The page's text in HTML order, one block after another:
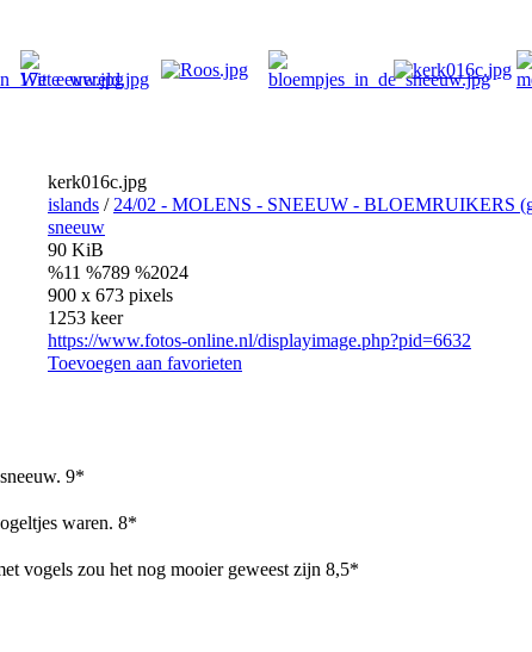
kerk016c.jpg
islands / 24/02 - MOLENS - SNEEUW - BLOEMRUIKERS
sneeuw
90 KiB
%11 %789 %2024
900 x 673 pixels
1253 keer
https://www.fotos-online.nl/displayimage.php?pid=6632
Toevoegen aan favorieten
9*
waren. 8*
vogels zou het nog mooier geweest zijn 8,5*